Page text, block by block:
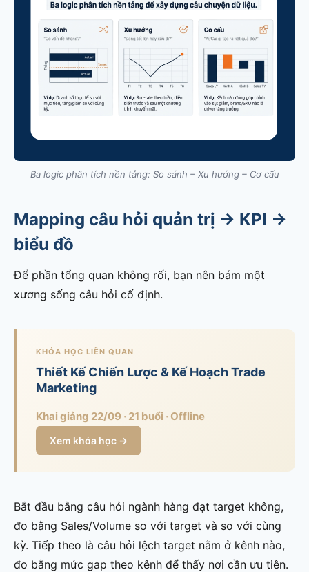
Ba logic phân tích nền tảng: So sánh – Xu hướng – Cơ cấu
Mapping câu hỏi quản trị → KPI →
biểu đồ
Để phần tổng quan không rối, bạn nên bám một
xương sống câu hỏi cố định.
KHÓA HỌC LIÊN QUAN
Thiết Kế Chiến Lược & Kế Hoạch Trade
Marketing
Khai giảng 22/09 · 21 buổi · Offline
Xem khóa học →
Bắt đầu bằng câu hỏi ngành hàng đạt target không,
đo bằng Sales/Volume so với target và so với cùng
kỳ. Tiếp theo là câu hỏi lệch target nằm ở kênh nào,
đo bằng mức gap theo kênh để thấy nơi cần ưu tiên.